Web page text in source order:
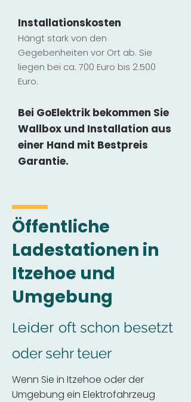
Installationskosten
Hängt stark von den
Gegebenheiten vor Ort ab. Sie
liegen bei ca. 700 Euro bis 2.500
Euro.
Bei GoElektrik bekommen Sie
Wallbox und Installation aus
einer Hand mit Bestpreis
Garantie.
Öffentliche
Ladestationen in
Itzehoe und
Umgebung
Leider oft schon besetzt
oder sehr teuer
Wenn Sie in Itzehoe oder der
Umgebung ein Elektrofahrzeug